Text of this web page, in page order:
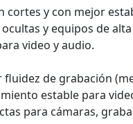
cortes y con mejor
ocultas y equipos de
video y audio.
fluidez de grabación
estable para
para cámaras,